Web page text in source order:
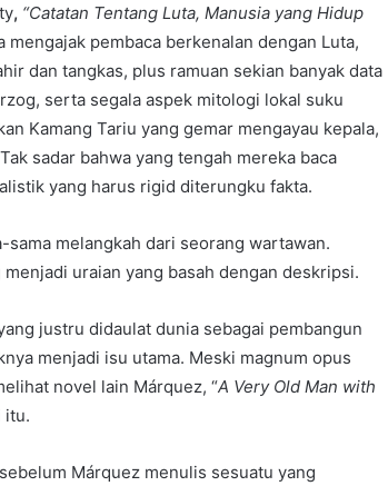
, “Catatan Tentang Luta, Manusia yang Hidup
pembaca berkenalan dengan Luta,
dan tangkas, plus ramuan sekian banyak data
serta segala aspek mitologi lokal suku
Kamang Tariu yang gemar mengayau kepala,
sadar bahwa yang tengah mereka baca
yang harus rigid diterungku fakta.
sama melangkah dari seorang wartawan.
uraian yang basah dengan deskripsi.
justru didaulat dunia sebagai pembangun
menjadi isu utama. Meski magnum opus
novel lain Márquez, “A Very Old Man with
itu.
Márquez menulis sesuatu yang